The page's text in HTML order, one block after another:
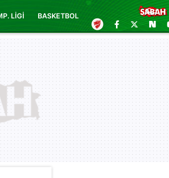
LİGİ BASKETBOL